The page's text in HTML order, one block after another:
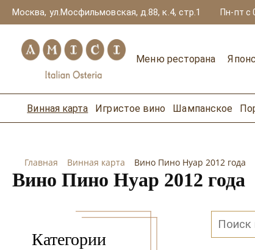
Москва, ул.Мосфильмовская, д.88, к.4, стр.1 Пн-пт с
Меню ресторана
Винная карта Игристое вино Шампанское
Главная Винная карта Вино Пино Нуар 2012 года
Вино Пино Нуар 2012 года
Категории